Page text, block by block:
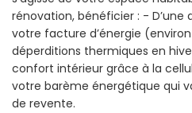
rénovation, bénéficier : -
votre facture d’énergie (environ
déperditions thermiques en
confort intérieur grâce à la
votre barème énergétique qui
de revente.